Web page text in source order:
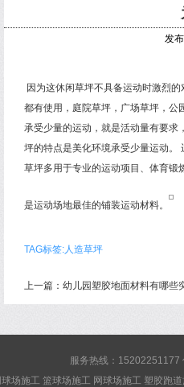
发
因为这休闲草坪不具备运动时激烈
都有使用，庭院草坪，广场草坪，公
承受少量的运动，就是活动量有要求
坪的特点是美化环境承受少量运动。
草坪多用于专业的运动项目、体育锻
是运动场地最佳的铺装运动材料。
TAG标签:人造草坪
上一篇： 幼儿园塑胶地面材料有哪些
服务热线：15202251177
场施工 篮球场施工 网球场施工 塑胶跑